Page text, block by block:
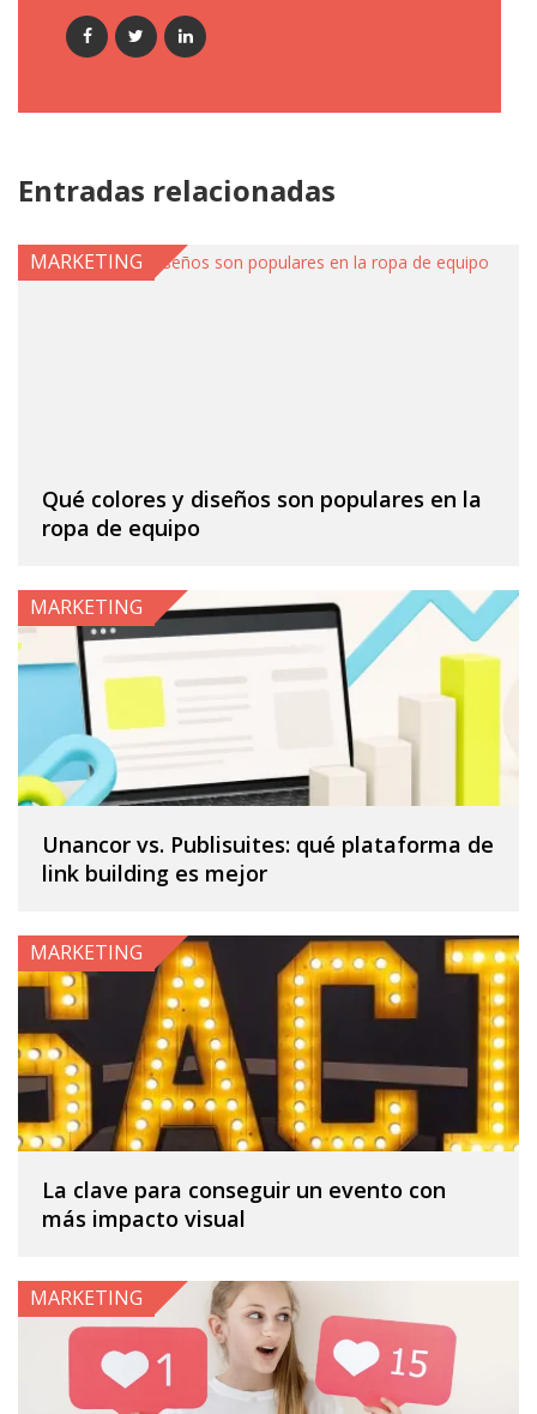
Entradas relacionadas
Qué colores y diseños son populares en la
ropa de equipo
MARKETING
Unancor vs. Publisuites: qué plataforma de
link building es mejor
MARKETING
La clave para conseguir un evento con
más impacto visual
MARKETING
MARKETING